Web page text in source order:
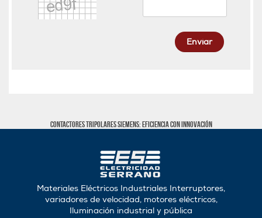
Enviar
Contactores Tripolares Siemens: Eficiencia con Innovación
Materiales Eléctricos Industriales Interruptores,
variadores de velocidad, motores eléctricos,
Iluminación industrial y pública